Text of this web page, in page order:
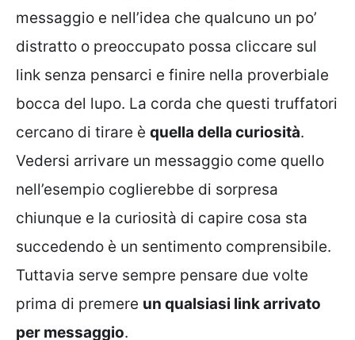
messaggio e nell’idea che qualcuno un po’
distratto o preoccupato possa cliccare sul
link senza pensarci e finire nella proverbiale
bocca del lupo. La corda che questi truffatori
cercano di tirare è quella della curiosità.
Vedersi arrivare un messaggio come quello
nell’esempio coglierebbe di sorpresa
chiunque e la curiosità di capire cosa sta
succedendo è un sentimento comprensibile.
Tuttavia serve sempre pensare due volte
prima di premere un qualsiasi link arrivato
per messaggio.